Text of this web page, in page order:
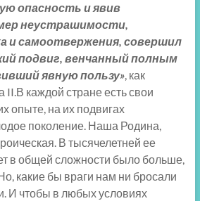
опасность и явив
неустрашимости,
и самоотвержения, совершил
подвиг, венчанный полным
явную пользу», как
II.В каждой стране есть свои
опыте, на их подвигах
поколение. Наша Родина,
В тысячелетней ее
в общей сложности было больше,
какие бы враги нам ни бросали
И чтобы в любых условиях